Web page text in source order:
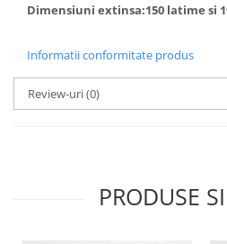
Dimensiuni extinsa:150 latime si
Informatii conformitate produs
Review-uri(0)
PRODUSE